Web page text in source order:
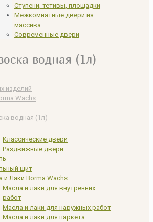
водная (1л)
изделий
Wachs
водная (1л)
Ступени, тетивы, площадки
Межкомнатные двери из
массива
Современные двери
Классические двери
Раздвижные двери
щит
и Лаки Borma Wachs
Масла и лаки для внутренних
работ
Масла и лаки для наружных работ
Масла и лаки для паркета